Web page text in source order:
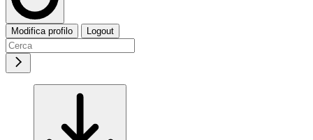
Modifica profilo Logout